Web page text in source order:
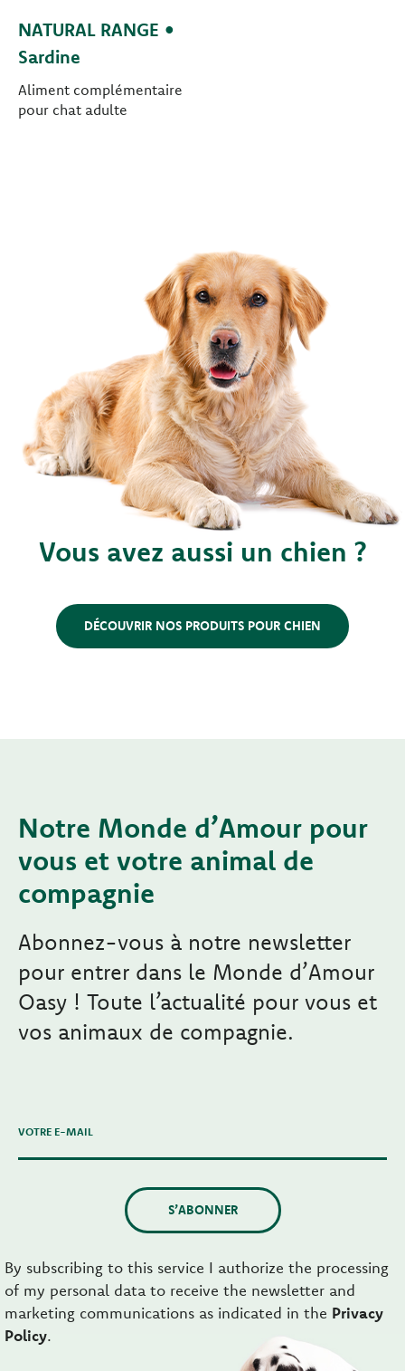
NATURAL RANGE •
Sardine
Aliment complémentaire
pour chat adulte
Vous avez aussi un chien ?
DÉCOUVRIR NOS PRODUITS POUR CHIEN
Notre Monde d’Amour pour
vous et votre animal de
compagnie
Abonnez-vous à notre newsletter
pour entrer dans le Monde d’Amour
Oasy ! Toute l’actualité pour vous et
vos animaux de compagnie.
VOTRE E-MAIL
S’ABONNER
By subscribing to this service I authorize the processing
of my personal data to receive the newsletter and
marketing communications as indicated in the Privacy
Policy.